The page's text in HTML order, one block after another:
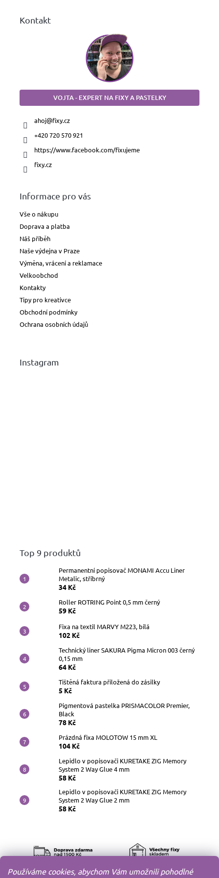
Používáme cookies, abychom Vám umožnili pohodlné
Kontakt
VOJTA - EXPERT NA FIXY A PASTELKY
ahoj@fixy.cz
+420 720 570 921
https://www.facebook.com/fixujeme
fixy.cz
Informace pro vás
Vše o nákupu
Doprava a platba
Náš příběh
Naše výdejna v Praze
Výměna, vrácení a reklamace
Velkoobchod
Kontakty
Tipy pro kreativce
Obchodní podmínky
Ochrana osobních údajů
Instagram
Top 9 produktů
Permanentní popisovač MONAMI Accu Liner
Metalic, stříbrný
34 Kč
Roller ROTRING Point 0,5 mm černý
59 Kč
Fixa na textil MARVY M223, bílá
102 Kč
Technický liner SAKURA Pigma Micron 003 černý
0,15 mm
64 Kč
Tištěná faktura přiložená do zásilky
5 Kč
Pigmentová pastelka PRISMACOLOR Premier,
Black
78 Kč
Prázdná fixa MOLOTOW 15 mm XL
104 Kč
Lepidlo v popisovači KURETAKE ZIG Memory
System 2 Way Glue 4 mm
58 Kč
Lepidlo v popisovači KURETAKE ZIG Memory
System 2 Way Glue 2 mm
58 Kč